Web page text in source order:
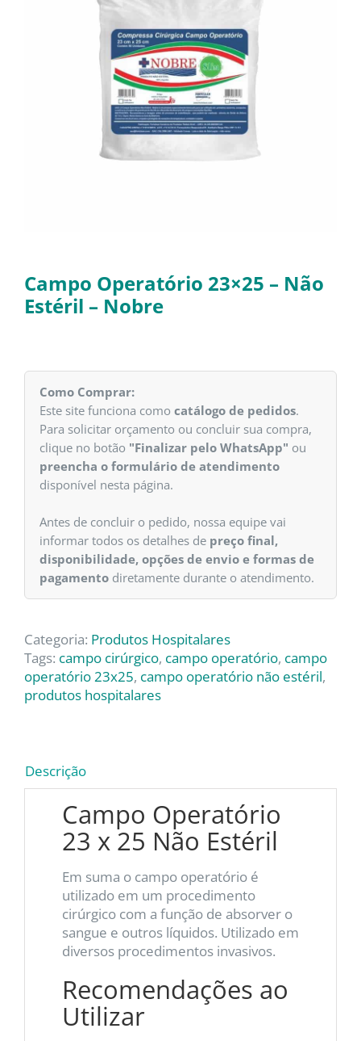
Campo Operatório 23×25 – Não
Estéril – Nobre
Como Comprar:
Este site funciona como catálogo de pedidos.
Para solicitar orçamento ou concluir sua compra,
clique no botão "Finalizar pelo WhatsApp" ou
preencha o formulário de atendimento
disponível nesta página.
Antes de concluir o pedido, nossa equipe vai
informar todos os detalhes de preço final,
disponibilidade, opções de envio e formas de
pagamento diretamente durante o atendimento.
Categoria: Produtos Hospitalares
Tags: campo cirúrgico, campo operatório, campo
operatório 23x25, campo operatório não estéril,
produtos hospitalares
Descrição
Campo Operatório
23 x 25 Não Estéril
Em suma o campo operatório é
utilizado em um procedimento
cirúrgico com a função de absorver o
sangue e outros líquidos. Utilizado em
diversos procedimentos invasivos.
Recomendações ao
Utilizar